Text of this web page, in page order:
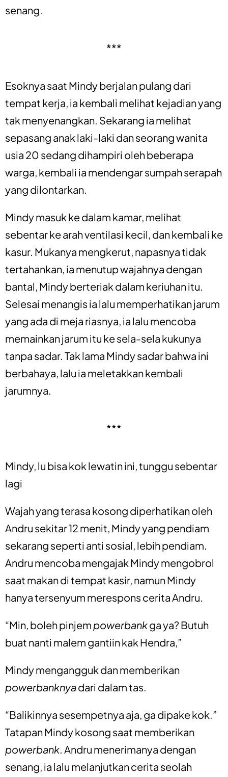
senang.
***
Esoknya saat Mindy berjalan pulang dari
tempat kerja, ia kembali melihat kejadian yang
tak menyenangkan. Sekarang ia melihat
sepasang anak laki-laki dan seorang wanita
usia 20 sedang dihampiri oleh beberapa
warga, kembali ia mendengar sumpah serapah
yang dilontarkan.
Mindy masuk ke dalam kamar, melihat
sebentar ke arah ventilasi kecil, dan kembali ke
kasur. Mukanya mengkerut, napasnya tidak
tertahankan, ia menutup wajahnya dengan
bantal, Mindy berteriak dalam keriuhan itu.
Selesai menangis ia lalu memperhatikan jarum
yang ada di meja riasnya, ia lalu mencoba
memainkan jarum itu ke sela-sela kukunya
tanpa sadar. Tak lama Mindy sadar bahwa ini
berbahaya, lalu ia meletakkan kembali
jarumnya.
***
Mindy, lu bisa kok lewatin ini, tunggu sebentar
lagi
Wajah yang terasa kosong diperhatikan oleh
Andru sekitar 12 menit, Mindy yang pendiam
sekarang seperti anti sosial, lebih pendiam.
Andru mencoba mengajak Mindy mengobrol
saat makan di tempat kasir, namun Mindy
hanya tersenyum merespons cerita Andru.
“Min, boleh pinjem powerbankga ya? Butuh
buat nanti malem gantiin kak Hendra,”
Mindy mengangguk dan memberikan
powerbanknyadari dalam tas.
“Balikinnya sesempetnya aja, ga dipake kok.”
Tatapan Mindy kosong saat memberikan
powerbank. Andru menerimanya dengan
senang, ia lalu melanjutkan cerita seolah